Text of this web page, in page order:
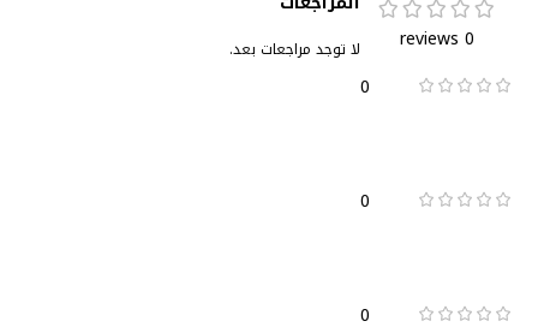
0 reviews
0
0
0
لا توجد مراجعات بعد.